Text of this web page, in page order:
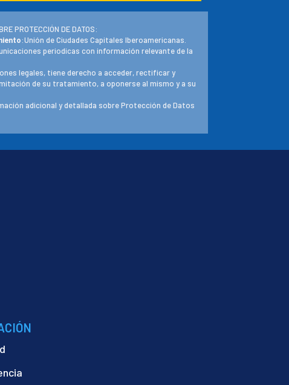
PROTECCIÓN DE DATOS:
:Unión de Ciudades Capitales Iberoamericanas.
periodicas con información relevante de la
legales, tiene derecho a acceder, rectificar y
de su tratamiento, a oponerse al mismo y a su
adicional y detallada sobre Protección de Datos